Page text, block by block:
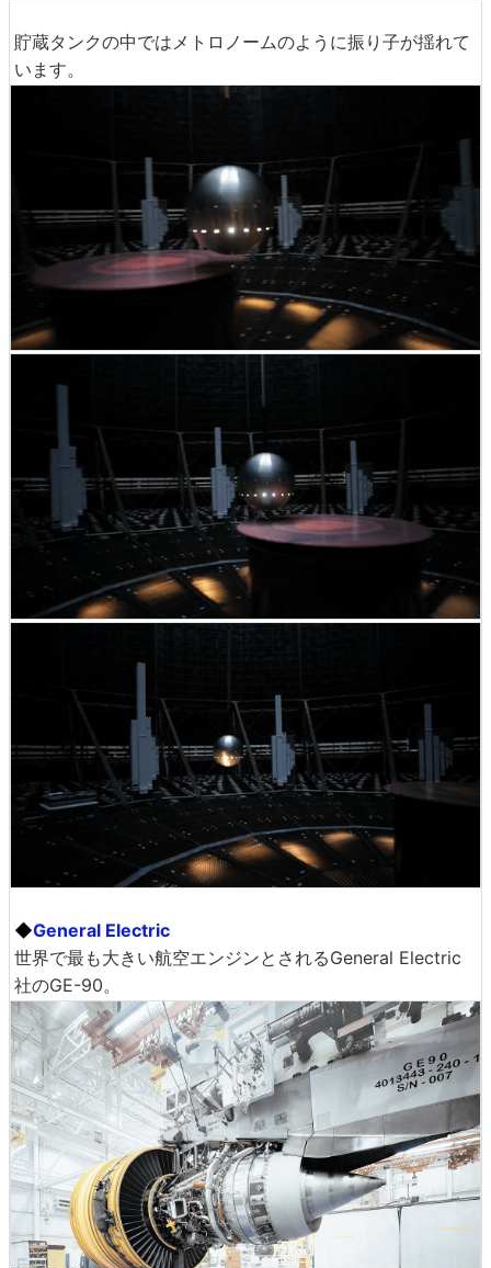
貯蔵タンクの中ではメトロノームのように振り子が揺れて
います。
◆General Electric
世界で最も大きい航空エンジンとされるGeneral Electric
社のGE-90。